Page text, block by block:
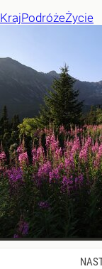
KrajPodróżeŻycie